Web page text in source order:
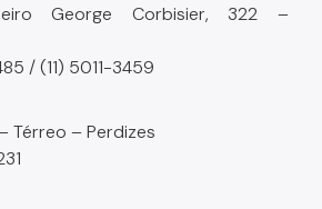
Terceira IdadeGeorge Corbisier, 322 –
/ (11) 5011-3459
Térreo – Perdizes